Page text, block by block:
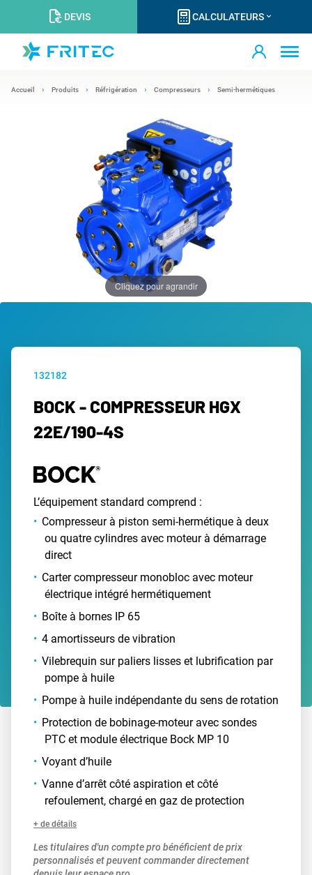
DEVIS CALCULATEURS
Accueil Produits Réfrigération Compresseurs Semi-hermétiques
Cliquez pour agrandir
132182
BOCK - COMPRESSEUR HGX
22E/190-4S
L’équipement standard comprend :
Compresseur à piston semi-hermétique à deux
ou quatre cylindres avec moteur à démarrage
direct
Carter compresseur monobloc avec moteur
électrique intégré hermétiquement
Boîte à bornes IP 65
4 amortisseurs de vibration
Vilebrequin sur paliers lisses et lubrification par
pompe à huile
Pompe à huile indépendante du sens de rotation
Protection de bobinage-moteur avec sondes
PTC et module électrique Bock MP 10
Voyant d’huile
Vanne d’arrêt côté aspiration et côté
refoulement, chargé en gaz de protection
+ de détails
Les titulaires d'un compte pro bénéficient de prix
personnalisés et peuvent commander directement